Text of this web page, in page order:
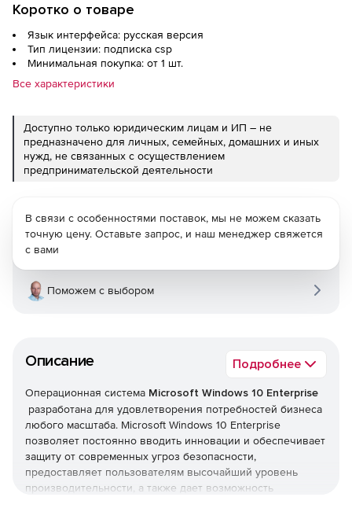
Коротко о товаре
Язык интерфейса: русская версия
Тип лицензии: подписка csp
Минимальная покупка: от 1 шт.
Все характеристики
Доступно только юридическим лицам и ИП – не
предназначено для личных, семейных, домашних и иных
нужд, не связанных с осуществлением
предпринимательской деятельности
Описание Подробнее
Операционная система Microsoft Windows 10 Enterprise
разработана для удовлетворения потребностей бизнеса
любого масштаба. Microsoft Windows 10 Enterprise
позволяет постоянно вводить инновации и обеспечивает
защиту от современных угроз безопасности,
предоставляет пользователям высочайший уровень
производительности, а также дает возможность
В связи с особенностями поставок, мы не можем сказать
точную цену. Оставьте запрос, и наш менеджер свяжется
с вами
Поможем с выбором